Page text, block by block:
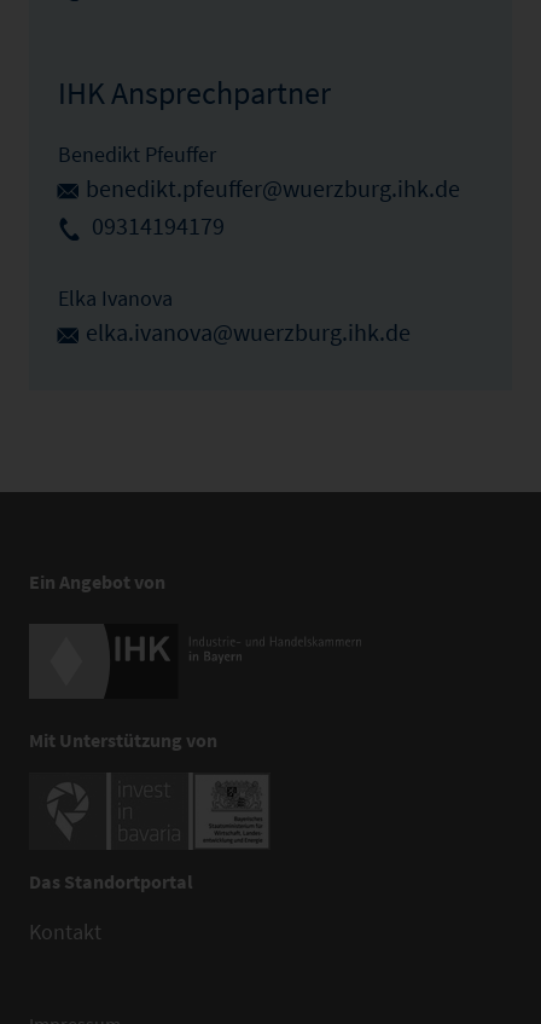
IHK Ansprechpartner
Benedikt Pfeuffer
benedikt.pfeuffer@wuerzburg.ihk.de
09314194179
Elka Ivanova
elka.ivanova@wuerzburg.ihk.de
Ein Angebot von
Mit Unterstützung von
Das Standortportal
Kontakt